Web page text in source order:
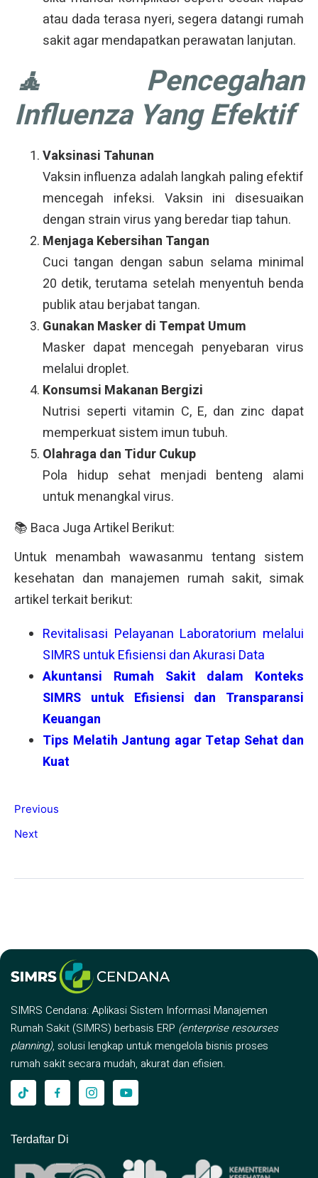
atau dada terasa nyeri, segera datangi rumah
sakit agar mendapatkan perawatan lanjutan.
🧘 Pencegahan
Influenza Yang Efektif
Vaksinasi Tahunan
Vaksin influenza adalah langkah paling efektif
mencegah infeksi. Vaksin ini disesuaikan
dengan strain virus yang beredar tiap tahun.
Menjaga Kebersihan Tangan
Cuci tangan dengan sabun selama minimal
20 detik, terutama setelah menyentuh benda
publik atau berjabat tangan.
Gunakan Masker di Tempat Umum
Masker dapat mencegah penyebaran virus
melalui droplet.
Konsumsi Makanan Bergizi
Nutrisi seperti vitamin C, E, dan zinc dapat
memperkuat sistem imun tubuh.
Olahraga dan Tidur Cukup
Pola hidup sehat menjadi benteng alami
untuk menangkal virus.
📚 Baca Juga Artikel Berikut:
Untuk menambah wawasanmu tentang sistem
kesehatan dan manajemen rumah sakit, simak
artikel terkait berikut:
Revitalisasi Pelayanan Laboratorium melalui
SIMRS untuk Efisiensi dan Akurasi Data
Akuntansi Rumah Sakit dalam Konteks
SIMRS untuk Efisiensi dan Transparansi
Keuangan
Tips Melatih Jantung agar Tetap Sehat dan
Kuat
Previous
Next
SIMRS Cendana: Aplikasi Sistem Informasi Manajemen
Rumah Sakit (SIMRS) berbasis ERP (enterprise resourses
planning), solusi lengkap untuk mengelola bisnis proses
rumah sakit secara mudah, akurat dan efisien.
Terdaftar Di